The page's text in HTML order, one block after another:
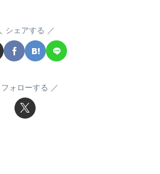
シェアする
フォローする